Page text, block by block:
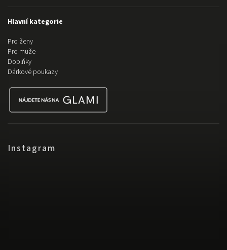
Hlavní kategorie
Pro ženy
Pro muže
Doplňky
Dárkové poukazy
Instagram